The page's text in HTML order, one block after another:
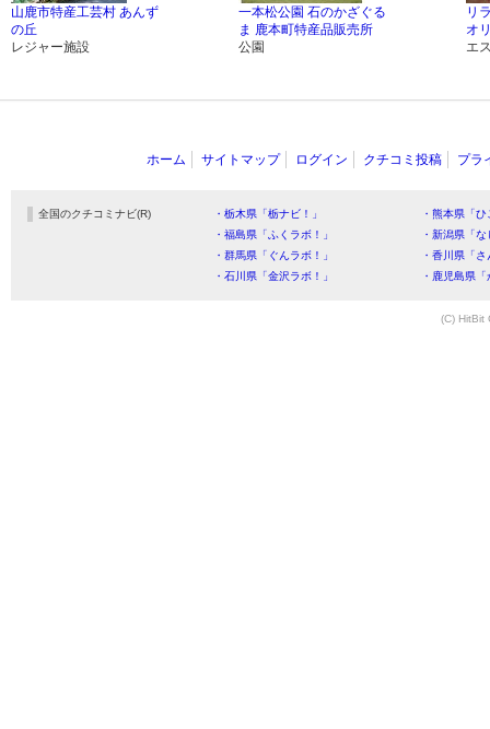
山鹿市特産工芸村 あんず
の丘
レジャー施設
一本松公園 石のかざぐる
ま 鹿本町特産品販売所
公園
リ
オ
エ
ホーム サイトマップ ログイン クチコミ投稿 プラ
全国のクチコミナビ(R) ・栃木県「栃ナビ！」
・熊本県「
・福島県「ふくラボ！」
・新潟県「
・群馬県「ぐんラボ！」
・香川県「
・石川県「金沢ラボ！」
・鹿児島県
(C) HitBit